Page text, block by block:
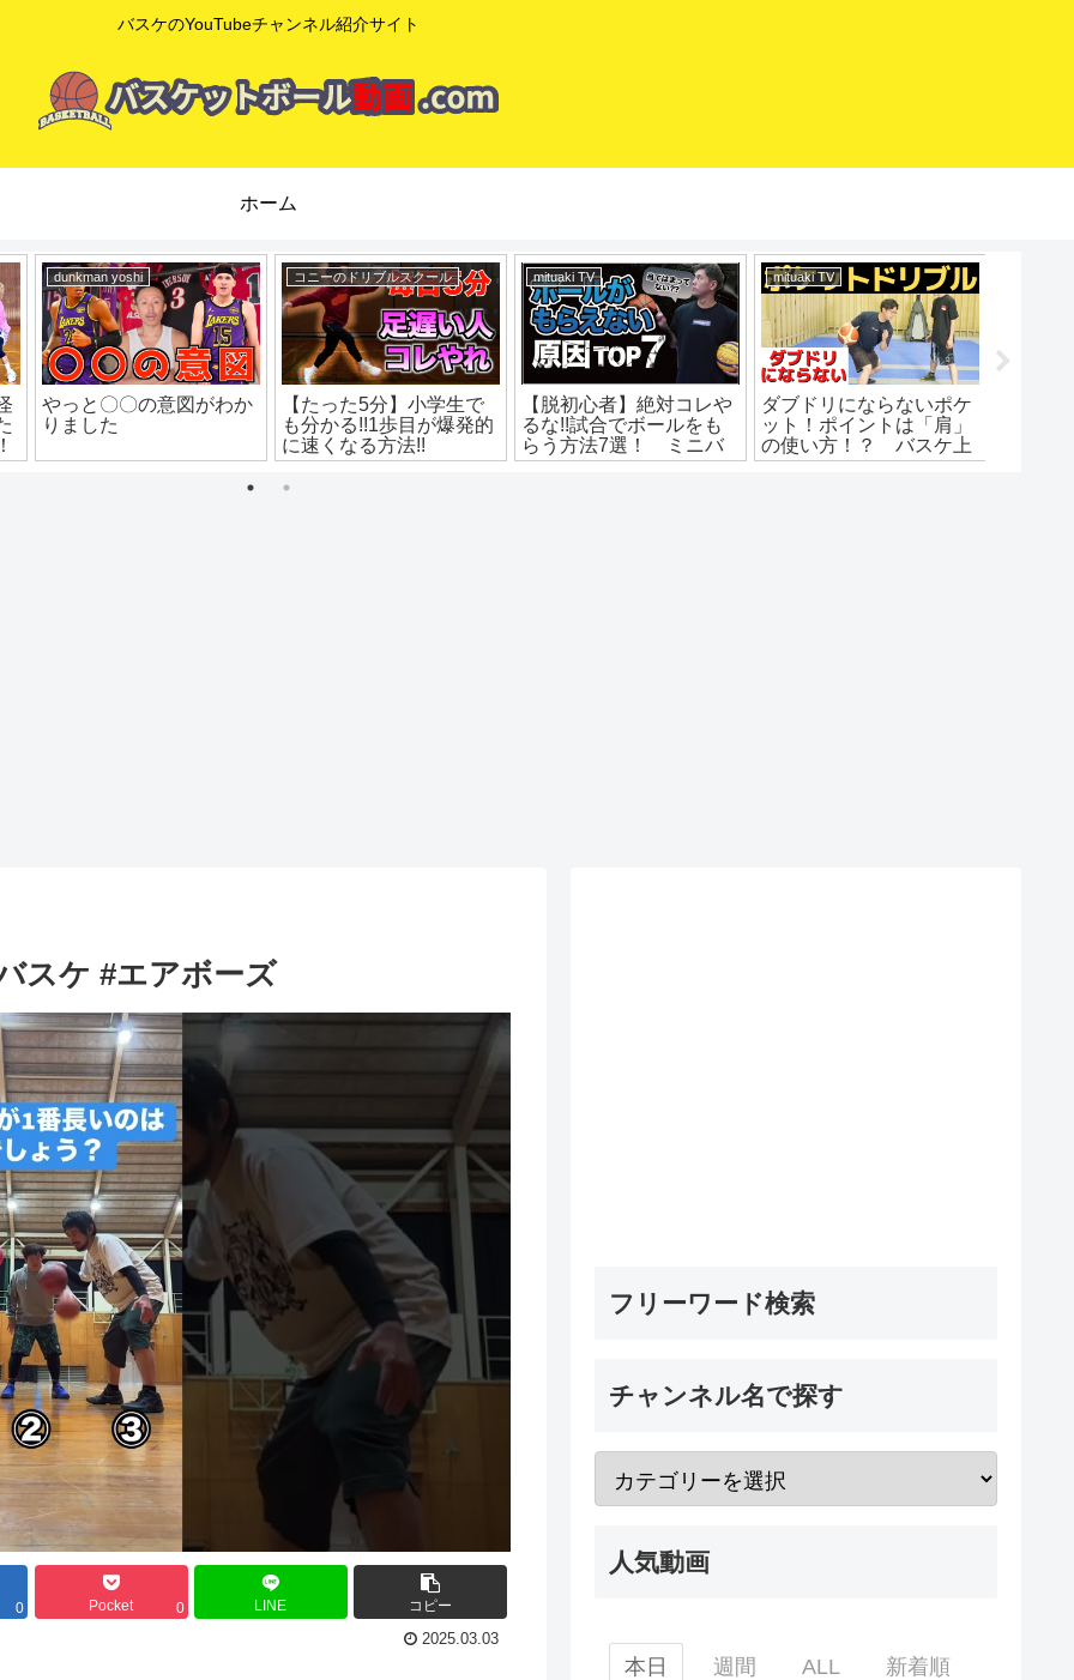
バスケのYouTubeチャンネル紹介サイト
ホーム
mituaki TV
【知らなきゃ超損…】リ
バウンドのコツと超効果
ニバス練習 ミニバス上
mituaki TV
シュートのコツ！最後に
決まるかどうか決めるの
はこの技術！シュートフ
ォロースルーの基本！バ
スケ練習方法！初心者で
mituaki TV
【経歴】みつあきってど
んな人？指導者になるま
での経歴。幼馴染から誘
われてミニバス入団。超
mituaki TV
抜ける技！簡単アイザイ
アムーブ解説！ハーフタ
ーンヘジテーション！ポ
イントと練習法！バスケ
スケ #エアボーズ
0 Pocket 0 LINE コピー
2025.03.03
フリーワード検索
チャンネル名で探す
人気動画
本日 週間 ALL 新着順